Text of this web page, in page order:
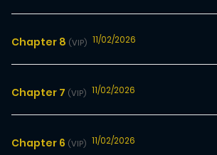
Chapter 8 (VIP) 11/02/2026
Chapter 7 (VIP) 11/02/2026
Chapter 6 (VIP) 11/02/2026